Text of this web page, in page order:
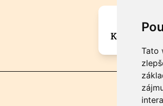
Tato
Máte
Kontaktujte